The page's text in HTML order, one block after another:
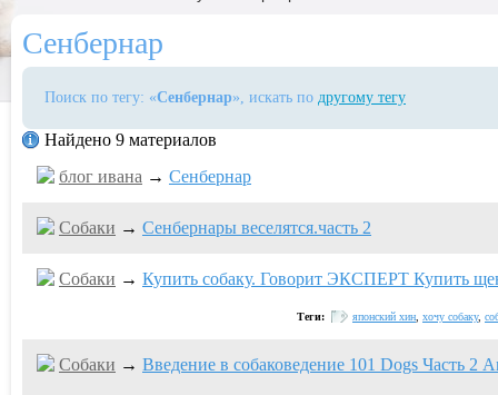
Сенбернар
Поиск по тегу: «Сенбернар», искать по другому тегу
Найдено 9 материалов
блог ивaна → Сенбернар
Собаки → Сенбернары веселятся.часть 2
Собаки → Купить собаку. Говорит ЭКСПЕРТ Купить
Теги: японский хин хочу собаку,
Собаки → Введение в собаковедение 101 Dogs Часть 2